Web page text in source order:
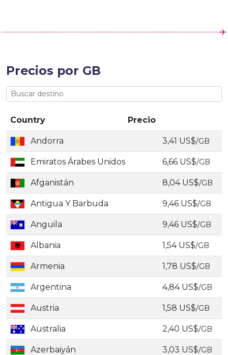
Precios por GB
Country Precio
Andorra 3,41 US$/GB
Emiratos Árabes Unidos 6,66 US$/GB
Afganistán 8,04 US$/GB
Antigua Y Barbuda 9,46 US$/GB
Anguila 9,46 US$/GB
Albania 1,54 US$/GB
Armenia 1,78 US$/GB
Argentina 4,84 US$/GB
Austria 1,58 US$/GB
Australia 2,40 US$/GB
Azerbaiyán 3,03 US$/GB